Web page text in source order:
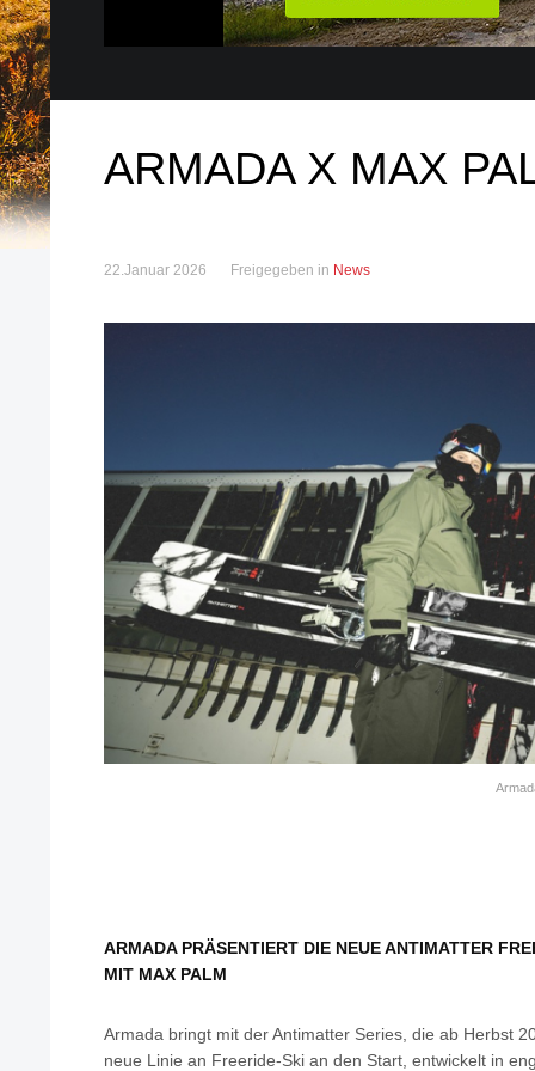
ARMADA X MAX
22.Januar 2026 Freigegeben in News
ARMADA PRÄSENTIERT DIE NEUE ANTIMATTER
MIT MAX PALM
Armada bringt mit der Antimatter Series, die ab Herbst
neue Linie an Freeride-Ski an den Start, entwickelt in